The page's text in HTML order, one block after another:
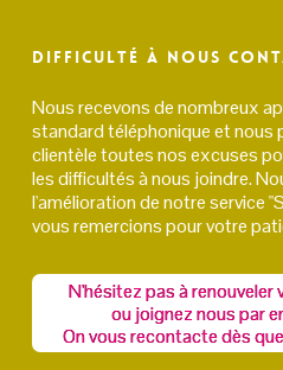
Difficulté à nous
Nous recevons de nombreux
standard téléphonique et nous
clientèle toutes nos excuses
les difficultés à nous joindre.
l'amélioration de notre service
vous remercions pour votre
N'hésitez pas à renouveler
ou joignez nous par
On vous recontacte dès